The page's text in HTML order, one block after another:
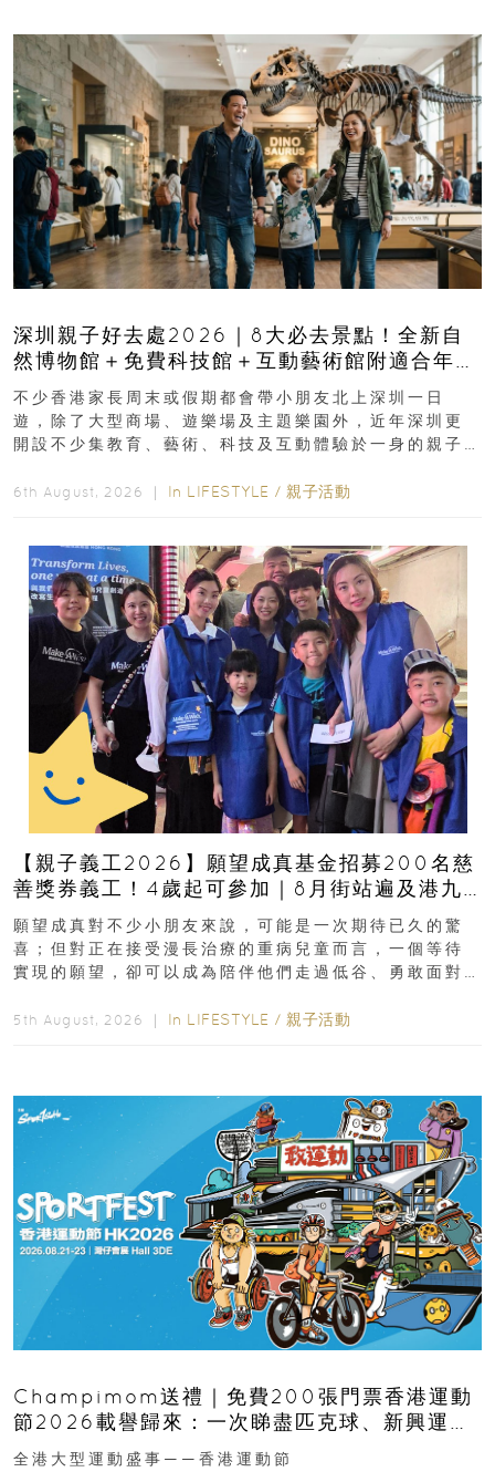
深圳親子好去處2026｜8大必去景點！全新自
然博物館＋免費科技館＋互動藝術館附適合年
齡、交通、門票、開放時間
不少香港家長周末或假期都會帶小朋友北上深圳一日
遊，除了大型商場、遊樂場及主題樂園外，近年深圳更
開設不少集教育、藝術、科技及互動體驗於一身的親子
6th August, 2026 ｜ In LIFESTYLE / 親子活動
【親子義工2026】願望成真基金招募200名慈
善獎券義工！4歲起可參加｜8月街站遍及港九
新界
願望成真對不少小朋友來說，可能是一次期待已久的驚
喜；但對正在接受漫長治療的重病兒童而言，一個等待
實現的願望，卻可以成為陪伴他們走過低谷、勇敢面對
5th August, 2026 ｜ In LIFESTYLE / 親子活動
Champimom送禮｜免費200張門票香港運動
節2026載譽歸來：一次睇盡匹克球、新興運
動、街舞比賽＋逾百運動品牌展覽
全港大型運動盛事——香港運動節